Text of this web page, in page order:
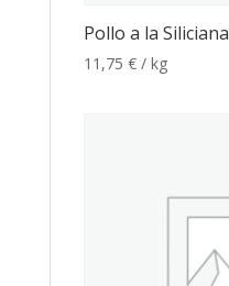
Pollo a la Siliciana
11,75 € / kg